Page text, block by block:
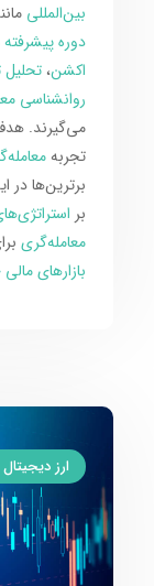
بین‌المللی
دوره
اکشن،تحلیل
روانشناسی
می‌گیرند.
تجربه
برترین‌ها در
بر
معامله‌گری
بازارهای
ارز